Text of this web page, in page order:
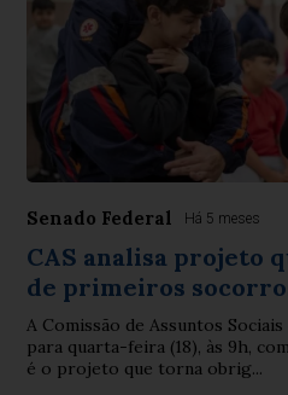
Senado Federal Há 5 meses
CAS analisa projeto
de primeiros
A Comissão de Assuntos
para quarta-feira (18), às 9h,
é o projeto que torna obrig...